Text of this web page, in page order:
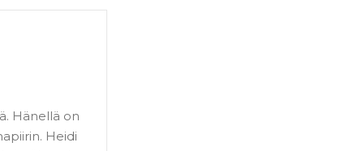
Hänellä on
Heidi